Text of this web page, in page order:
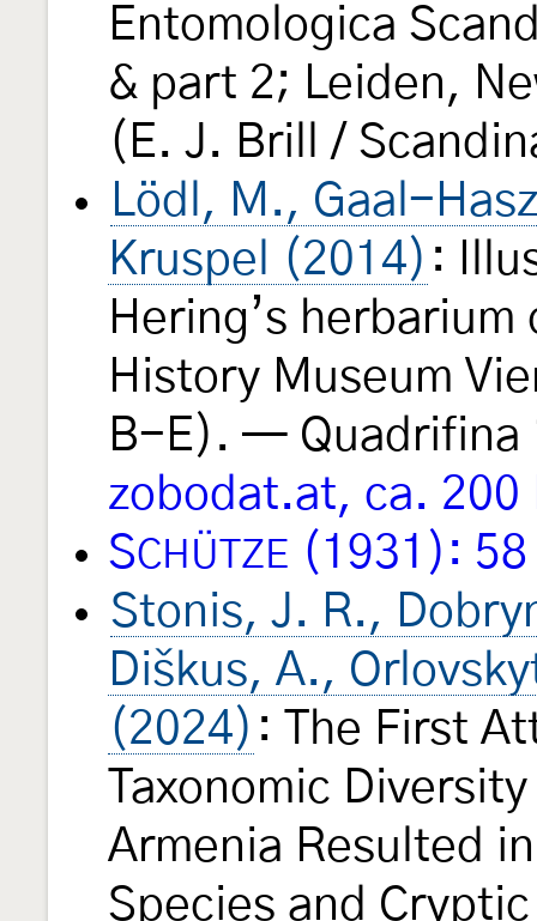
Entomologica
& part 2; Leiden,
(E. J. Brill /
Lödl, M., Gaal-
Kruspel (2014) :
Hering’s
History Museum
B-E). — Quadrifina
zobodat.at, ca. 200
SCHÜTZE (1931): 58
Stonis, J. R.,
Diškus, A.,
(2024) : The First
Taxonomic
Armenia Resulted
Species and